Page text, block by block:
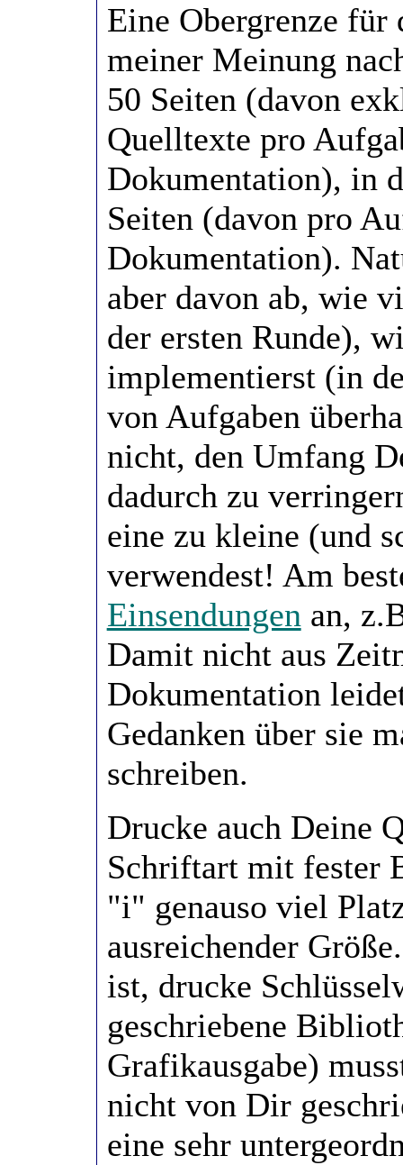
Eine Obergrenze für
meiner Meinung
50 Seiten (davon
Quelltexte pro
Dokumentation), in
Seiten (davon pro
Dokumentation).
aber davon ab, wie
der ersten Runde),
implementierst (in
von Aufgaben
nicht, den Umfang
dadurch zu
eine zu kleine (und
verwendest! Am
Einsendungen an,
Damit nicht aus
Dokumentation
Gedanken über sie
schreiben.
Drucke auch Deine
Schriftart mit fester
"i" genauso viel
ausreichender
ist, drucke
geschriebene
Grafikausgabe)
nicht von Dir
eine sehr